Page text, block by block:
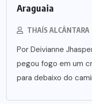
Araguaia
THAÍS ALCÂNTARA
Por Deivianne
pegou fogo em um
para debaixo do